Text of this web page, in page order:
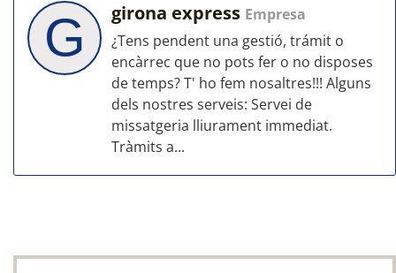
G girona express Empresa
¿Tens pendent una gestió, trámit o
encàrrec que no pots fer o no disposes
de temps? T' ho fem nosaltres!!! Alguns
dels nostres serveis: Servei de
missatgeria lliurament immediat.
Tràmits a...